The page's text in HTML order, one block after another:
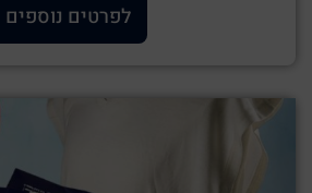
לפרטים נוספים